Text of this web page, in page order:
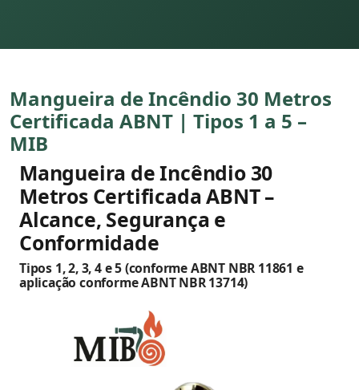
Mangueira de Incêndio 30 Metros
Certificada ABNT | Tipos 1 a 5 –
MIB
Mangueira de Incêndio 30
Metros Certificada ABNT –
Alcance, Segurança e
Conformidade
Tipos 1, 2, 3, 4 e 5 (conforme ABNT NBR 11861 e
aplicação conforme ABNT NBR 13714)